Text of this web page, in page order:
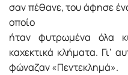
σαν πέθανε, του άφησε
οποίο
ήταν φυτρωµένα όλα
καχεκτικά κλήµατα. Γι’
φώναζαν «Πεντεκληµά».